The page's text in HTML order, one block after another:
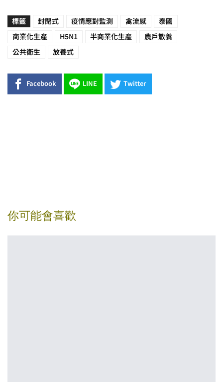
標籤 封閉式 疫情應對監測 禽流感 泰國
商業化生產 H5N1 半商業化生產 農戶散養
公共衛生 放養式
Facebook LINE Twitter
你可能會喜歡